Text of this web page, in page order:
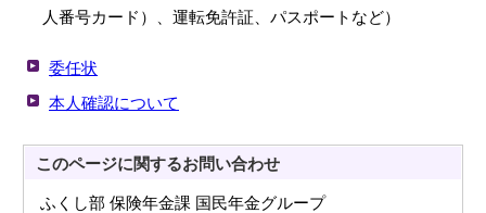
人番号カード）、運転免許証、パスポートなど）
委任状
本人確認について
このページに関するお問い合わせ
ふくし部 保険年金課 国民年金グループ